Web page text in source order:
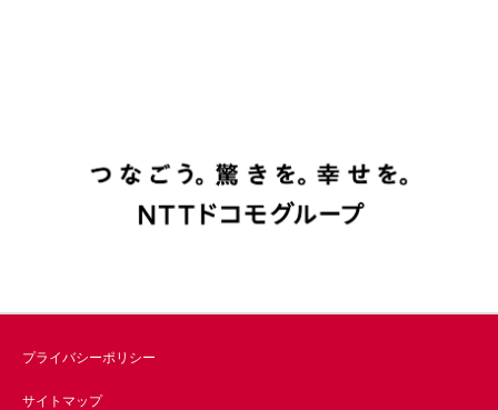
プライバシーポリシー
サイトマップ